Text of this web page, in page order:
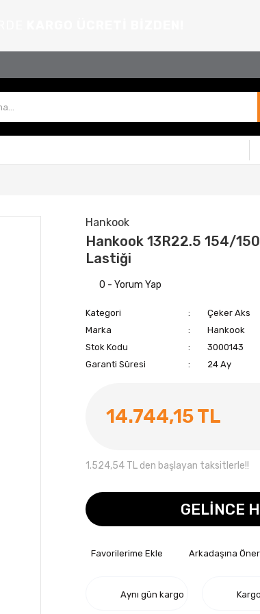
Hankook
Hankook 13R22.5 154/
Lastiği
0 - Yorum Yap
Kategori
Çeker Aks
Marka
Hankook
Stok Kodu
3000143
Garanti Süresi
24 Ay
14.744,15 TL
1.524,54 TL den başlayan taksitlerle!!
GELİNCE
Arkadaşına Öner
Aynı gün kargo